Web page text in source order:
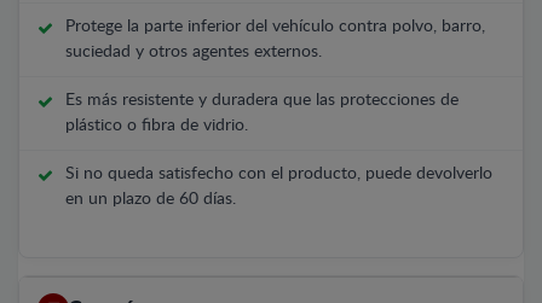
Protege la parte inferior del vehículo contra polvo, barro,
suciedad y otros agentes externos.
Es más resistente y duradera que las protecciones de
plástico o fibra de vidrio.
Si no queda satisfecho con el producto, puede devolverlo
en un plazo de 60 días.